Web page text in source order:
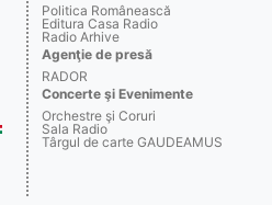
Politica Românească
Editura Casa Radio
Radio Arhive
Agenţie de presă
RADOR
Concerte şi Evenimente
Orchestre şi Coruri
Sala Radio
Târgul de carte GAUDEAMUS